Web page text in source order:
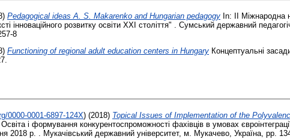
Pedagogical ideas A. S. Makarenko and Hungarian pedagogy In: IІ Міжнародна
інноваційного розвитку освіти ХХІ століття" . Сумський державний
8
Functioning of regional adult education centers in Hungary Концептуальні
0000-0001-6897-124X) (2018) Topical Issues of Implementation of the
Освіта і формування конкурентоспроможності фахівців в умовах
2018 р. . Мукачівський державний університет, м. Мукачево, Україна, pp.